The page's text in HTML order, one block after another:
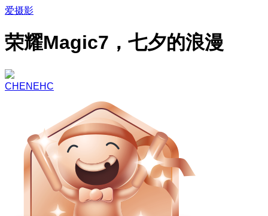
爱摄影
荣耀Magic7，七夕的浪漫
CHENEHC